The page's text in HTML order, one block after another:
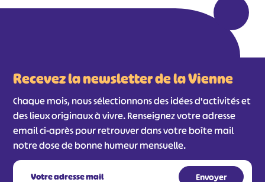
Recevez la newsletter de la Vienne
Chaque mois, nous sélectionnons des idées d'activités et
des lieux originaux à vivre. Renseignez votre adresse
email ci-après pour retrouver dans votre boîte mail
notre dose de bonne humeur mensuelle.